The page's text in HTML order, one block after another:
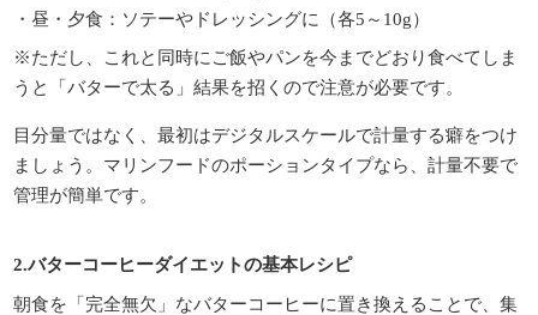
・昼・夕食：ソテーやドレッシングに（各5～10g）
※ただし、これと同時にご飯やパンを今までどおり食べてしま
うと「バターで太る」結果を招くので注意が必要です。
目分量ではなく、最初はデジタルスケールで計量する癖をつけ
ましょう。マリンフードのポーションタイプなら、計量不要で
管理が簡単です。
2.バターコーヒーダイエットの基本レシピ
朝食を「完全無欠」なバターコーヒーに置き換えることで、集